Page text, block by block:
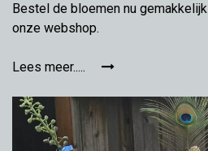
Bestel de bloemen nu
onze webshop.
Lees meer.....